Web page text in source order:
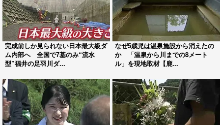
完成前しか見られない日本最大級ダ
ム内部へ 全国で7基のみ“流水
型”福井の足羽川ダ...
なぜ5歳児は温泉施設から消えたの
か 「温泉から川までの8メート
ル」を現地取材【鹿...